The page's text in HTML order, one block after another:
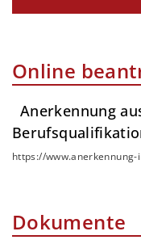
Online
Anerkennung
https://
Dokumente